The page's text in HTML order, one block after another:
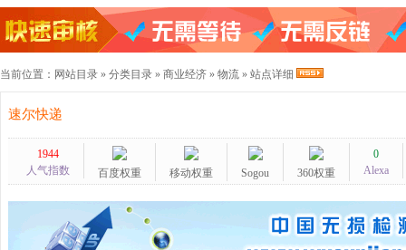
当前位置： 网站目录 » 分类目录 » 商业经济 » 物流 » 站点详细
速尔快递
1944
人气指数
百度权重 移动权重 Sogou 360权重
0
Alexa